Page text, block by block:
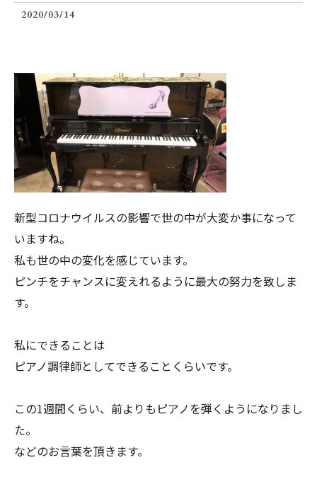
2020/03/14
新型コロナウイルスの影響で世の中が大変か事になって
いますね。
私も世の中の変化を感じています。
ピンチをチャンスに変えれるように最大の努力を致しま
す。
私にできることは
ピアノ調律師としてできることくらいです。
この1週間くらい、前よりもピアノを弾くようになりまし
た。
などのお言葉を頂きます。